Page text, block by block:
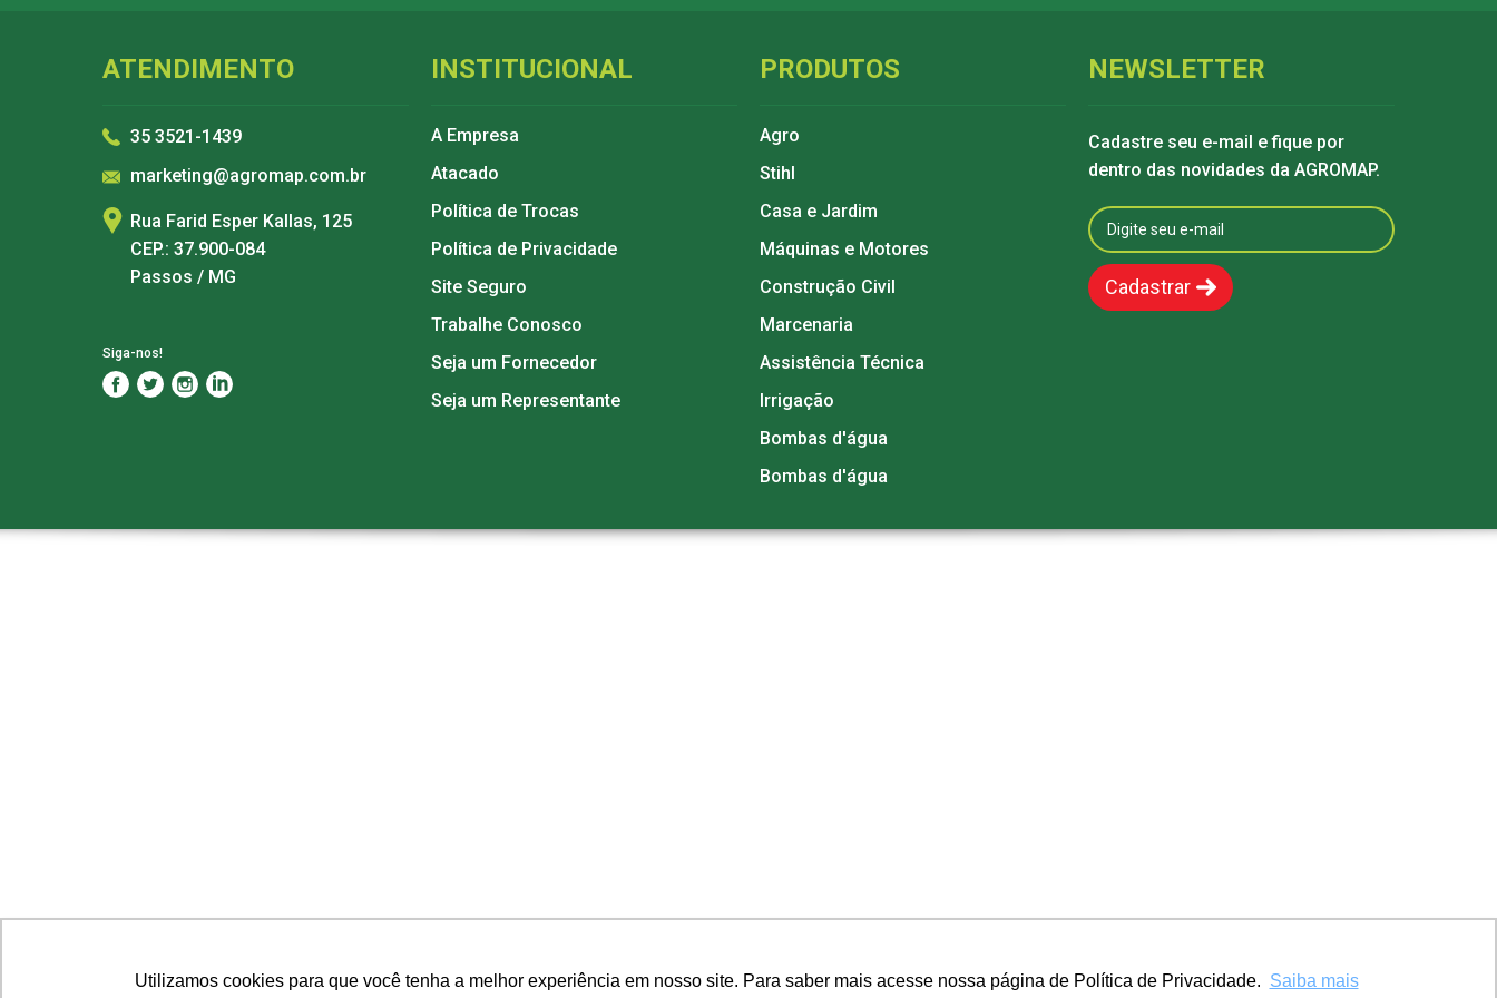
Utilizamos cookies para que você tenha a melhor experiência em nosso site. Para saber mais acesse nossa página de Política de Privacidade. Saiba mais
ATENDIMENTO
35 3521-1439
marketing@agromap.com.br
Rua Farid Esper Kallas, 125
CEP.: 37.900-084
Passos / MG
Siga-nos!
INSTITUCIONAL
A Empresa
Atacado
Política de Trocas
Política de Privacidade
Site Seguro
Trabalhe Conosco
Seja um Fornecedor
Seja um Representante
PRODUTOS
Agro
Stihl
Casa e Jardim
Máquinas e Motores
Construção Civil
Marcenaria
Assistência Técnica
Irrigação
Bombas d'água
Bombas d'água
NEWSLETTER
Cadastre seu e-mail e fique por
dentro das novidades da AGROMAP.
FORMAS DE PAGAMENTO